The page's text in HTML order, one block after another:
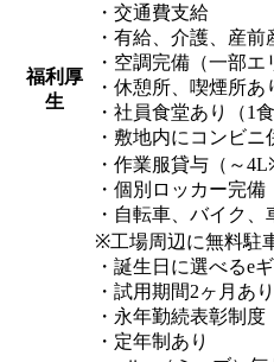
福利厚
生
・交通費支給
・有給、介護、産
・空調完備（一部エ
・休憩所、喫煙所あ
・社員食堂あり（1
・敷地内にコンビニ
・作業服貸与（～
・個別ロッカー完備
・自転車、バイク、
※工場周辺に無料駐
・誕生日に選べるe
・試用期間2ヶ月あり
・永年勤続表彰制度
・定年制あり